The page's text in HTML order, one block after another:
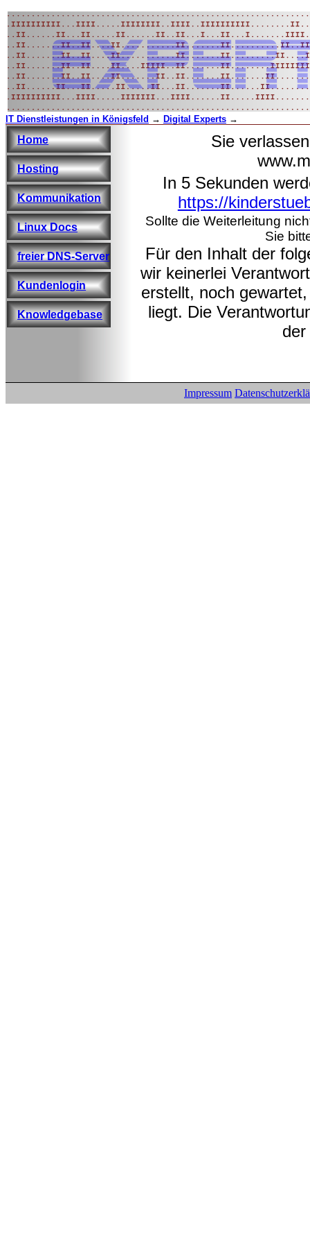
IT Dienstleistungen in Königsfeld → Digital Experts →
Sie
In 5 Sekunden
https://
Sollte die Weiterleitung
Sie
Für den Inhalt der
wir keinerlei
erstellt, noch
liegt. Die
Home
Hosting
Kommunikation
Linux Docs
freier DNS-Server
Kundenlogin
Knowledgebase
Impressum